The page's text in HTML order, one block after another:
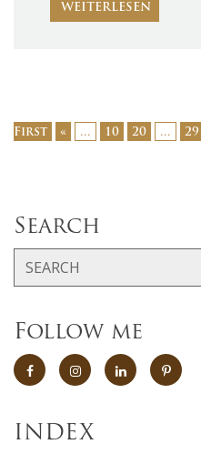
WEITERLESEN
First
« ... 10 20 ... 29
Search
Follow me
INDEX